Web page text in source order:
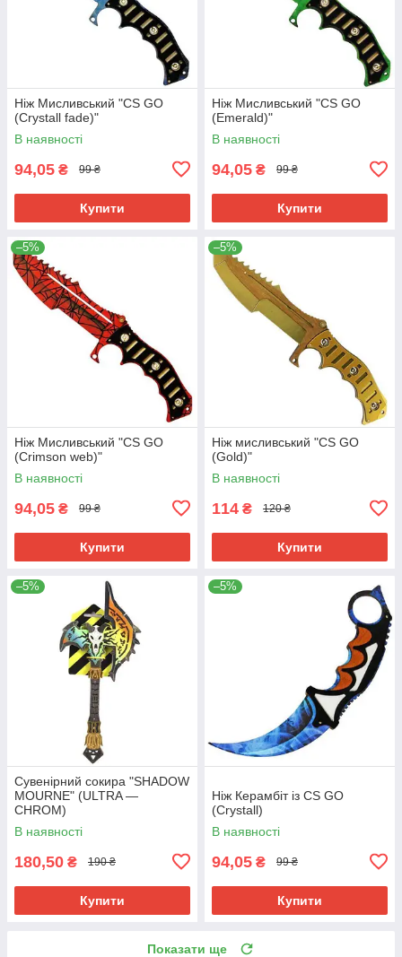
Ніж Мисливський "CS GO
(Crystall fade)"
В наявності
94,05 ₴ 99 ₴
Купити
Ніж Мисливський "CS GO
(Emerald)"
В наявності
94,05 ₴ 99 ₴
Купити
–5%
Ніж Мисливський "CS GO
(Crimson web)"
В наявності
94,05 ₴ 99 ₴
Купити
–5%
Ніж мисливський "CS GO
(Gold)"
В наявності
114 ₴ 120 ₴
Купити
–5%
Сувенірний сокира "SHADOW
MOURNE" (ULTRA —
CHROM)
В наявності
180,50 ₴ 190 ₴
Купити
–5%
Ніж Керамбіт із CS GO
(Crystall)
В наявності
94,05 ₴ 99 ₴
Купити
Показати ще